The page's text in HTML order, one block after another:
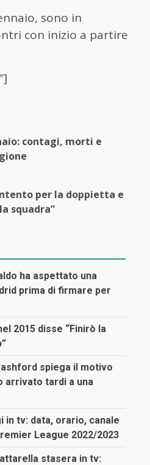
sono in
con inizio a partire
contagi, morti e
per la doppietta e
squadra”
ha aspettato una
prima di firmare per
2015 disse “Finirò la
spiega il motivo
arrivato tardi a una
in tv: data, orario, canale
League 2022/2023
stasera in tv: